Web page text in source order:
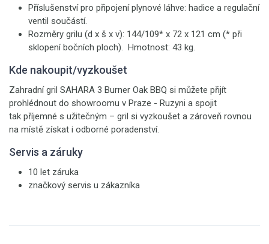
Příslušenství pro připojení plynové láhve: hadice a regulační
ventil součástí.
Rozměry grilu (d x š x v): 144/109* x 72 x 121 cm (* při
sklopení bočních ploch). Hmotnost: 43 kg.
Kde nakoupit/vyzkoušet
Zahradní gril SAHARA 3 Burner Oak BBQ si můžete přijít
prohlédnout do showroomu v Praze - Ruzyni a spojit
tak příjemné s užitečným – gril si vyzkoušet a zároveň rovnou
na místě získat i odborné poradenství.
Servis a záruky
10 let záruka
značkový servis u zákazníka